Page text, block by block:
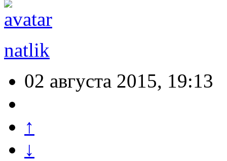
natlik
02 августа 2015, 19:13
↑
↓